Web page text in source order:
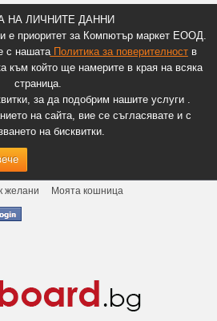
НА ЛИЧНИТЕ ДАННИ
е приоритет за Компютър маркет ЕООД.
с нашатаПолитика за поверителноств
към който ще намерите в края на всяка
страница.
за да подобрим нашите услуги .
на сайта, вие се съгласявате и с
на бисквитки.
желани
Моята кошница